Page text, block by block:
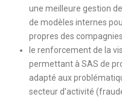
une meilleure gestion
de modèles internes
propres des
le renforcement de la
permettant à SAS de
adapté aux
secteur d’activité